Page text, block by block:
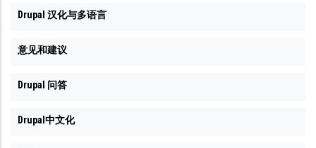
Drupal 汉化与多语言
意见和建议
Drupal 问答
Drupal中文化